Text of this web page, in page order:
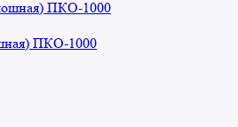
ПКО-1000